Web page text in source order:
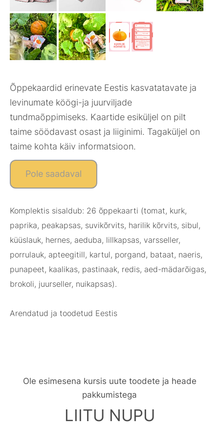
Õppekaardid erinevate Eestis kasvatatavate ja
levinumate köögi-ja juurviljade
tundmaõppimiseks. Kaartide esiküljel on pilt
taime söödavast osast ja liiginimi. Tagaküljel on
taime kohta käiv informatsioon.
Pole saadaval
Komplektis sisaldub: 26 õppekaarti (tomat, kurk,
paprika, peakapsas, suvikõrvits, harilik kõrvits, sibul,
küüslauk, hernes, aeduba, lillkapsas, varsseller,
porrulauk, apteegitill, kartul, porgand, bataat, naeris,
punapeet, kaalikas, pastinaak, redis, aed-mädarõigas,
brokoli, juurseller, nuikapsas).
Arendatud ja toodetud Eestis
Ole esimesena kursis uute toodete ja heade
pakkumistega
LIITU NUPU